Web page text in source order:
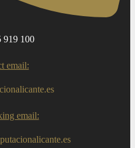
919 100
email:
email: